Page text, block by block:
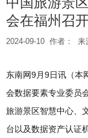
会在福州召开
2024-09-10 作者： 来
东南网9月9日讯（本
会数据要素专业委员
旅游景区智慧中心、
台以及数据资产认证